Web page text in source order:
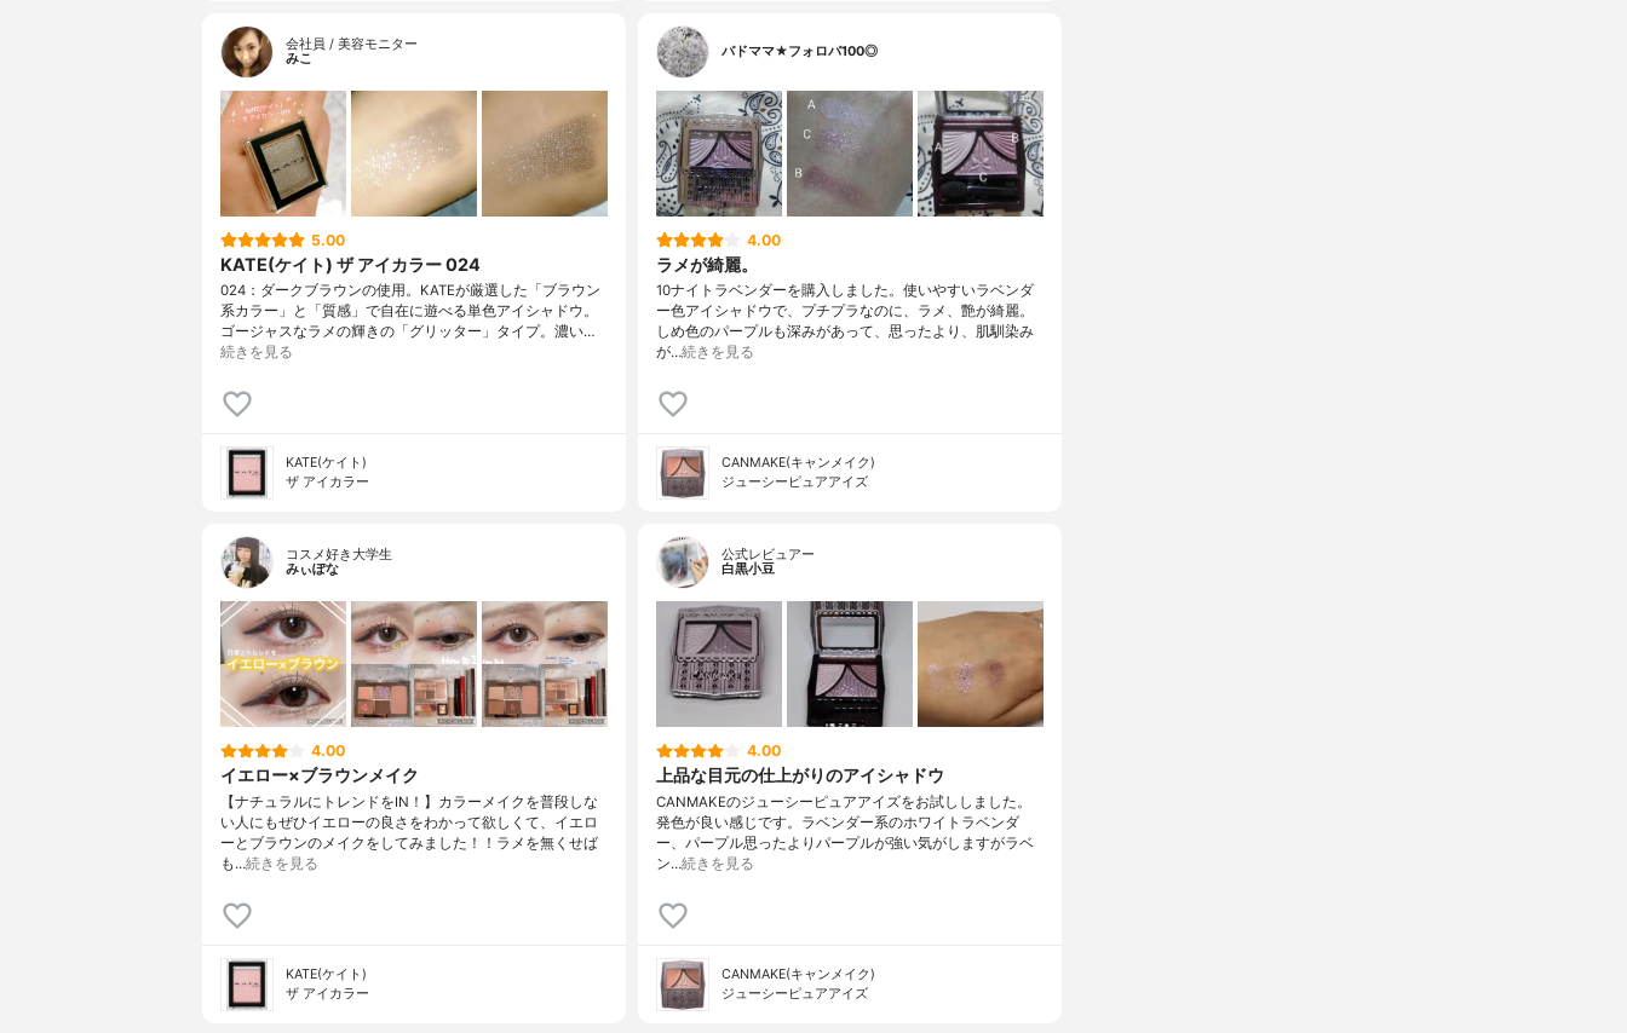
会社員 / 美容モニター
みこ
5.00
KATE(ケイト) ザ アイカラー 024
024：ダークブラウンの使用。KATEが厳選した「ブラウン
系カラー」と「質感」で自在に遊べる単色アイシャドウ。
ゴージャスなラメの輝きの「グリッター」タイプ。濃い…
続きを見る
KATE(ケイト)
ザ アイカラー
バドママ★フォロバ100◎
4.00
ラメが綺麗。
10ナイトラベンダーを購入しました。使いやすいラベンダ
ー色アイシャドウで、プチプラなのに、ラメ、艶が綺麗。
しめ色のパープルも深みがあって、思ったより、肌馴染み
が…続きを見る
CANMAKE(キャンメイク)
ジューシーピュアアイズ
コスメ好き大学生
みぃぽな
4.00
イエロー×ブラウンメイク
【ナチュラルにトレンドをIN！】カラーメイクを普段しな
い人にもぜひイエローの良さをわかって欲しくて、イエロ
ーとブラウンのメイクをしてみました！！ラメを無くせば
も…続きを見る
KATE(ケイト)
ザ アイカラー
公式レビュアー
白黒小豆
4.00
上品な目元の仕上がりのアイシャドウ
CANMAKEのジューシーピュアアイズをお試ししました。
発色が良い感じです。ラベンダー系のホワイトラベンダ
ー、パープル思ったよりパープルが強い気がしますがラベ
ン…続きを見る
CANMAKE(キャンメイク)
ジューシーピュアアイズ